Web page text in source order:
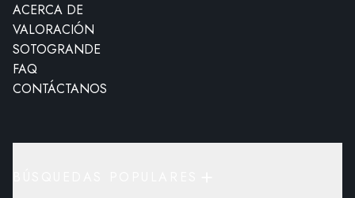
ACERCA DE
VALORACIÓN
SOTOGRANDE
FAQ
CONTÁCTANOS